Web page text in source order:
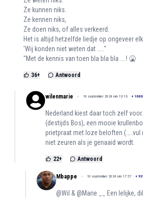
Ze kunnen niks.
Ze kennen niks,
Ze doen niks, of alles verkeerd.
Het is altijd hetzelfde liedje op ongeveer
'Wij konden niet weten dat ....."
"Met de kennis van toen bla bla bla ....! 🤮
36+ Antwoord
wilenmarie 10 september 2024 om 13:13 +
Nederland kiest daar toch zelf
(destijds Bos), een mooie
prietpraat met loze beloften (…..vul
niet zeuren als je genaaid wordt.
22+ Antwoord
Mbappe 10 september 2024 om 17:57 +
@Wil & @Marie __ Een lelijke,